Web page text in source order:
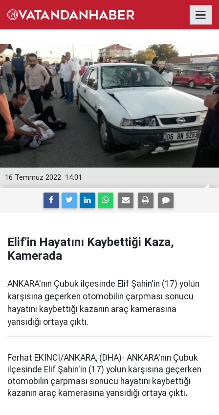
14:01
16 Temmuz 2022
Elif'in Hayatını Kaybettiği Kaza,
Kamerada
ANKARA'nın Çubuk ilçesinde Elif Şahin'in (17) yolun
karşısına geçerken otomobilin çarpması sonucu
hayatını kaybettiği kazanın araç kamerasına
yansıdığı ortaya çıktı.
Ferhat EKİNCİ/ANKARA, (DHA)- ANKARA'nın Çubuk
ilçesinde Elif Şahin'in (17) yolun karşısına geçerken
otomobilin çarpması sonucu hayatını kaybettiği
kazanın araç kamerasına yansıdığı ortaya çıktı.